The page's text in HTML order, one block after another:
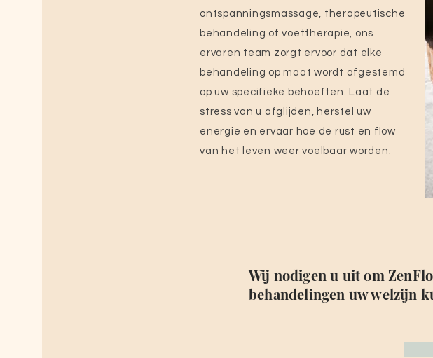
ontspanningsmassage, therapeutische
behandeling of voettherapie, ons
ervaren team zorgt ervoor dat elke
behandeling op maat wordt afgestemd
op uw specifieke behoeften. Laat de
stress van u afglijden, herstel uw
energie en ervaar hoe de rust en flow
van het leven weer voelbaar worden.
Wij nodigen u uit om
behandelingen uw welzijn